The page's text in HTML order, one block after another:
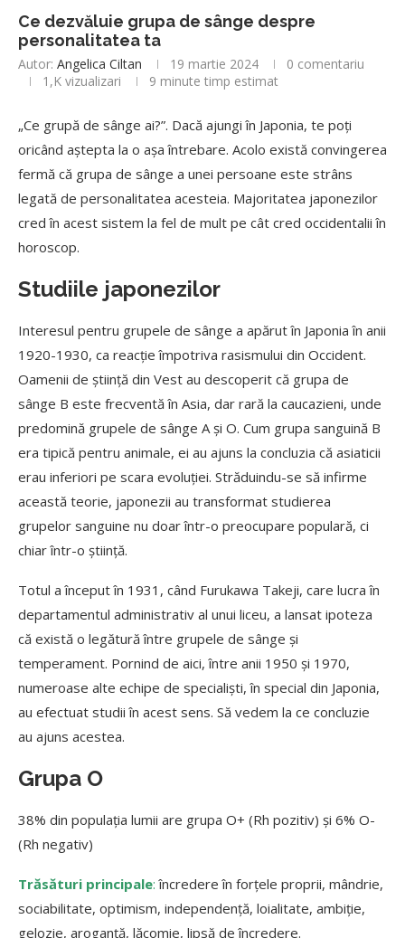
Ce dezvăluie grupa de sânge despre
personalitatea ta
Autor: Angelica Ciltan 19 martie 2024
0 comentariu
1,K vizualizari 9 minute timp estimat
„Ce grupă de sânge ai?”. Dacă ajungi în Japonia, te poți
oricând aștepta la o așa întrebare. Acolo există convingerea
fermă că grupa de sânge a unei persoane este strâns
legată de personalitatea acesteia. Majoritatea japonezilor
cred în acest sistem la fel de mult pe cât cred occidentalii în
horoscop.
Studiile japonezilor
Interesul pentru grupele de sânge a apărut în Japonia în anii
1920-1930, ca reacție împotriva rasismului din Occident.
Oamenii de știință din Vest au descoperit că grupa de
sânge B este frecventă în Asia, dar rară la caucazieni, unde
predomină grupele de sânge A și O. Cum grupa sanguină B
era tipică pentru animale, ei au ajuns la concluzia că asiaticii
erau inferiori pe scara evoluției. Străduindu-se să infirme
această teorie, japonezii au transformat studierea
grupelor sanguine nu doar într-o preocupare populară, ci
chiar într-o știință.
Totul a început în 1931, când Furukawa Takeji, care lucra în
departamentul administrativ al unui liceu, a lansat ipoteza
că există o legătură între grupele de sânge și
temperament. Pornind de aici, între anii 1950 și 1970,
numeroase alte echipe de specialiști, în special din Japonia,
au efectuat studii în acest sens. Să vedem la ce concluzie
au ajuns acestea.
Grupa O
38% din populația lumii are grupa O+ (Rh pozitiv) și 6% O-
(Rh negativ)
Trăsături principale: încredere în forțele proprii, mândrie,
sociabilitate, optimism, independență, loialitate, ambiție,
gelozie, aroganță, lăcomie, lipsă de încredere.